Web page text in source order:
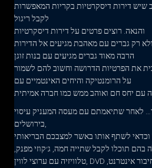
שיש דירות דיסקרטיות בקריות המאפשרות
לקבל ריגול
והנאה. רוצים פרטים על דירות דיסקרטיות
הרבה מאוד גברים מגיעים עם בנות זוגן
את הפרטיות הדרושה וחשוב להם לשמור
על הרומנטיקה והיחים האינטמיים עם
לאחר שתיאמתם עם מעסה המעניק עיסוי
בהם תוכלו לקבל שתייה חמה, ג׳קוזי מפנק,
טלוויזיה עם ערוצי לווין, DVD עם סרטים למבוגרים, טלפון וחיבור אינטרנט,